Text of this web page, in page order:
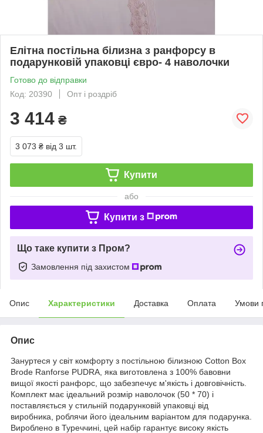
Елітна постільна білизна з ранфорсу в
подарунковій упаковці євро- 4 наволочки
Готово до відправки
Код: 20390
Опт і роздріб
3 414 ₴
3 073 ₴ від 3 шт.
Купити
або
Купити з
Що таке купити з Пром?
Замовлення під захистом
Опис Характеристики Доставка Оплата Умови
Опис
Зануртеся у світ комфорту з постільною білизною Cotton Box
Brode Ranforse PUDRA, яка виготовлена з 100% бавовни
вищої якості ранфорс, що забезпечує м'якість і довговічність.
Комплект має ідеальний розмір наволочок (50 * 70) і
поставляється у стильній подарунковій упаковці від
виробника, роблячи його ідеальним варіантом для подарунка.
Вироблено в Туреччині, цей набір гарантує високу якість